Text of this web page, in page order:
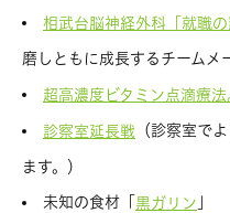
相武台脳神経外科「就職の
磨しともに成長するチームメ
超高濃度ビタミン点滴療法
診察室延長戦 （診察室で
ます。）
未知の食材「 黒ガリン